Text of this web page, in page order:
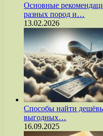
Основные
разных пород и…
13.02.2026
Способы найти
выгодных…
16.09.2025